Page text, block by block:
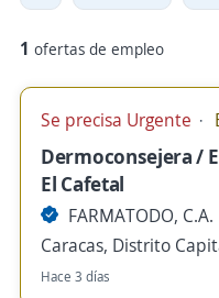
1 ofertas de empleo
Se precisa Urgente
Dermoconsejera /
El Cafetal
FARMATODO, C.A.
Caracas, Distrito
Hace 3 días